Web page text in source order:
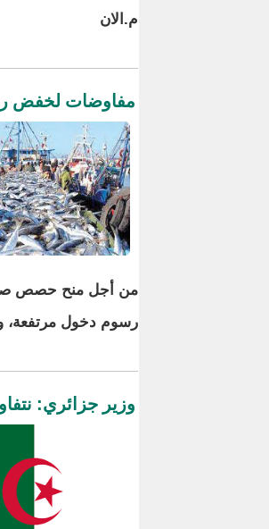
م.الان
مفاوضات لخفض
من أجل منح حصص صيد
رسوم دخول مرتفعة،
وزير جزائري: